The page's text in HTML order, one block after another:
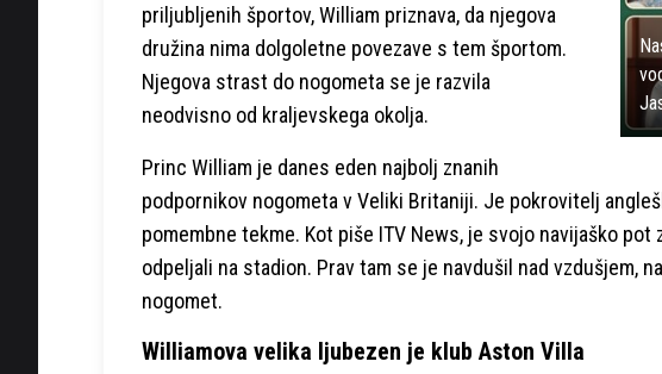
priljubljenih športov, William priznava, da njegova
družina nima dolgoletne povezave s tem športom.
Njegova strast do nogometa se je razvila
neodvisno od kraljevskega okolja.
Princ William je danes eden najbolj znanih
podpornikov nogometa v Veliki Britaniji. Je pokrovitelj
pomembne tekme. Kot piše ITV News, je svojo navijaško
odpeljali na stadion. Prav tam se je navdušil nad vzdušjem,
nogomet.
Williamova velika ljubezen je klub Aston Villa